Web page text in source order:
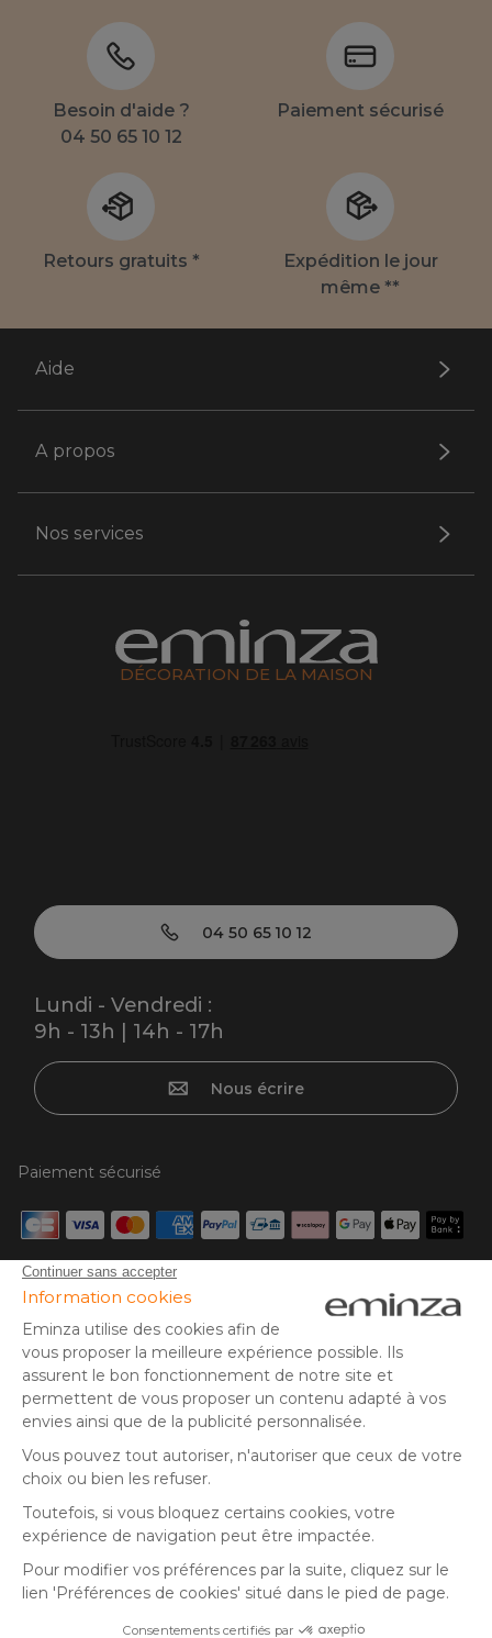
Besoin d'aide ?
04 50 65 10 12
Paiement sécurisé
Retours gratuits *
Expédition le jour
même **
Aide
A propos
Nos services
DÉCORATION DE LA MAISON
04 50 65 10 12
Lundi - Vendredi :
9h - 13h | 14h - 17h
Nous écrire
Paiement sécurisé
Carte bancaire, PayPal, virement bancaire, 3x ou 4x par CB
à partir de 50€, Google/Apple Pay.
Suivez-nous sur :
© Copyright 2025 Eminza | Tous droits réservés |
ITALIE
NEDERLAND
SUISSE
* Vous disposez de 30 jours (à compter de la réception ou du
retrait de votre colis) pour effectuer un retour de produits et